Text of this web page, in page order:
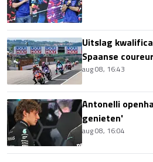
Uitslag
Spaanse
aug 08, 16:43
Antonelli
genieten'
aug 08, 16:04